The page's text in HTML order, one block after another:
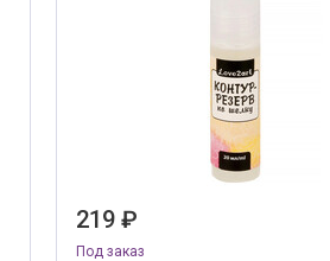
219 ₽
Под заказ